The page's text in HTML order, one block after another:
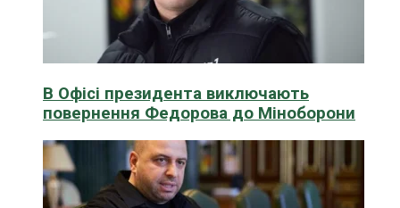
В Офісі президента виключають
повернення Федорова до Міноборони